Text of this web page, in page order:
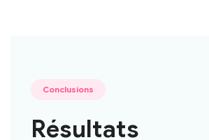
Conclusions
Résultats